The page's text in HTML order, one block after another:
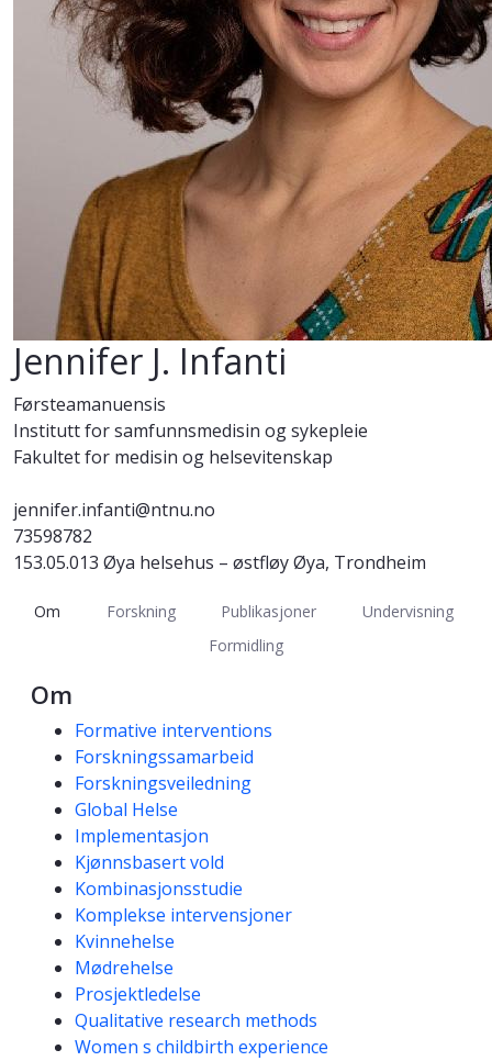
Jennifer J. Infanti
Førsteamanuensis
Institutt for samfunnsmedisin og sykepleie
Fakultet for medisin og helsevitenskap
jennifer.infanti@ntnu.no
73598782
153.05.013 Øya helsehus – østfløy Øya, Trondheim
Om Forskning Publikasjoner
Undervisning
Formidling
Om
Kompetanseord
Formative interventions
Forskningssamarbeid
Forskningsveiledning
Global Helse
Implementasjon
Kjønnsbasert vold
Kombinasjonsstudie
Komplekse intervensjoner
Kvinnehelse
Mødrehelse
Prosjektledelse
Qualitative research methods
Women s childbirth experience